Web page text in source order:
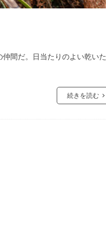
間だ。日当たりのよい乾いた
続きを読む